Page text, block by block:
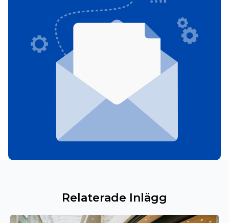
Relaterade Inlägg